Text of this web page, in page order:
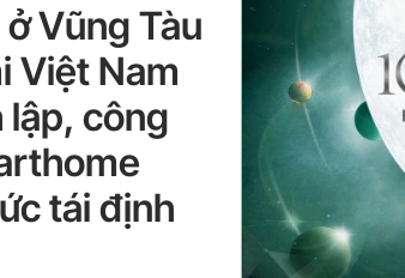
Vũng Tàu
Việt Nam
lập, công
tái định